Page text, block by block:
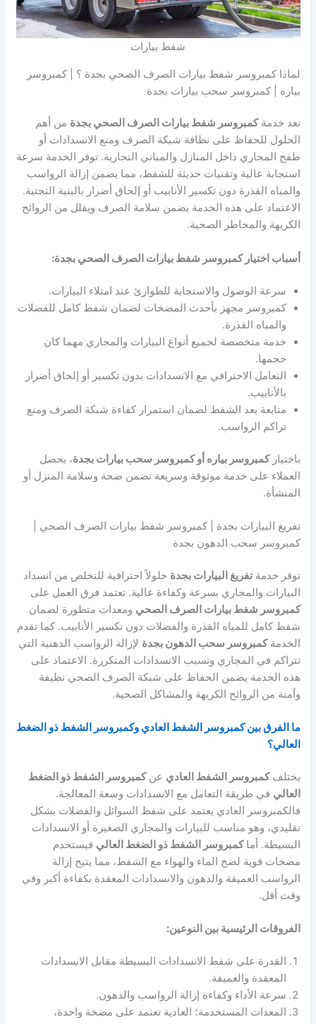
شفط بيارات
لماذا كمبروسر شفط بيارات الصرف الصحي بجدة ؟ | كمبروسر
بياره | كمبروسر سحب بيارات بجدة
تعد خدمةكمبروسر شفط بيارات الصرف الصحي بجدة من أهم
الحلول للحفاظ على نظافة شبكة الصرف ومنع الانسدادات أو
طفح المجاري داخل المنازل والمباني التجارية. توفر الخدمة سرعة
استجابة عالية وتقنيات حديثة للشفط، مما يضمن إزالة الرواسب
والمياه القذرة دون تكسير الأنابيب أو إلحاق أضرار بالبنية التحتية.
الاعتماد على هذه الخدمة يضمن سلامة الصرف ويقلل من الروائح
الكريهة والمخاطر الصحية.
أسباب اختيار كمبروسر شفط بيارات الصرف الصحي بجدة:
سرعة الوصول والاستجابة للطوارئ عند امتلاء البيارات.
كمبروسر مجهز بأحدث المضخات لضمان شفط كامل للفضلات
والمياه القذرة.
خدمة متخصصة لجميع أنواع البيارات والمجاري مهما كان
حجمها.
التعامل الاحترافي مع الانسدادات بدون تكسير أو إلحاق أضرار
بالأنابيب.
متابعة بعد الشفط لضمان استمرار كفاءة شبكة الصرف ومنع
تراكم الرواسب.
باختياركمبروسر بياره أو كمبروسر سحب بيارات بجدة، يحصل
العملاء على خدمة موثوقة وسريعة تضمن صحة وسلامة المنزل أو
المنشأة.
تفريغ البيارات بجدة | كمبروسر شفط بيارات الصرف الصحي |
كمبروسر سحب الدهون بجدة
توفر خدمةتفريغ البيارات بجدة حلولاً احترافية للتخلص من انسداد
البيارات والمجاري بسرعة وكفاءة عالية. تعتمد فرق العمل على
كمبروسر شفط بيارات الصرف الصحي ومعدات متطورة لضمان
شفط كامل للمياه القذرة والفضلات دون تكسير الأنابيب. كما تقدم
الخدمةكمبروسر سحب الدهون بجدة لإزالة الرواسب الدهنية التي
تتراكم في المجاري وتسبب الانسدادات المتكررة. الاعتماد على
هذه الخدمة يضمن الحفاظ على شبكة الصرف الصحي نظيفة
وآمنة من الروائح الكريهة والمشاكل الصحية.
ما الفرق بين كمبروسر الشفط العادي وكمبروسر الشفط ذو الضغط
العالي؟
يختلفكمبروسر الشفط العادي عنكمبروسر الشفط ذو الضغط
العالي في طريقة التعامل مع الانسدادات وسعة المعالجة.
فالكمبروسر العادي يعتمد على شفط السوائل والفضلات بشكل
تقليدي، وهو مناسب للبيارات والمجاري الصغيرة أو الانسدادات
البسيطة. أماكمبروسر الشفط ذو الضغط العالي فيستخدم
مضخات قوية لضخ الماء والهواء مع الشفط، مما يتيح إزالة
الرواسب العميقة والدهون والانسدادات المعقدة بكفاءة أكبر وفي
وقت أقل.
الفروقات الرئيسية بين النوعين:
القدرة على شفط الانسدادات البسيطة مقابل الانسدادات
المعقدة والعميقة.
سرعة الأداء وكفاءة إزالة الرواسب والدهون.
المعدات المستخدمة؛ العادية تعتمد على مضخة واحدة،